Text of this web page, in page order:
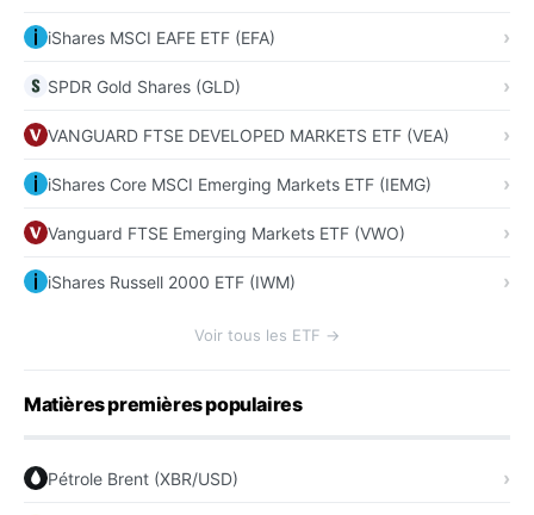
iShares MSCI EAFE ETF (EFA)
SPDR Gold Shares (GLD)
VANGUARD FTSE DEVELOPED MARKETS ETF (VEA)
iShares Core MSCI Emerging Markets ETF (IEMG)
Vanguard FTSE Emerging Markets ETF (VWO)
iShares Russell 2000 ETF (IWM)
Voir tous les ETF →
Matières premières populaires
Pétrole Brent (XBR/USD)